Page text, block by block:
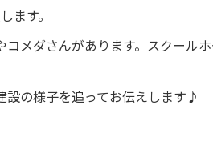
ます。
メダさんがあります。スクール
設の様子を追ってお伝えします♪